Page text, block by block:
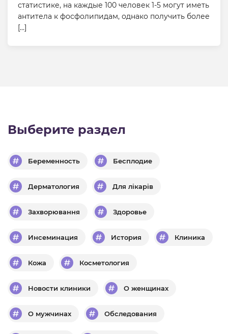
статистике, на каждые 100 человек 1-5 могут иметь
антитела к фосфолипидам, однако получить более
[…]
Выберите раздел
Беременность Бесплодие
Дерматология Для лікарів
Захворювання Здоровье
Инсеминация История Клиника
Кожа Косметология
Новости клиники О женщинах
О мужчинах Обследования